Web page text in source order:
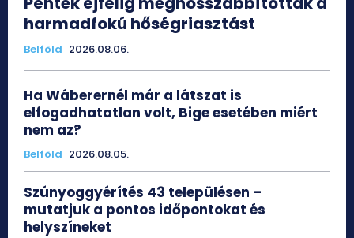
harmadfokú hőségriasztást
Belföld 2026.08.06.
Ha Wáberernél már a látszat is
elfogadhatatlan volt, Bige esetében miért
nem az?
Belföld 2026.08.05.
Szúnyoggyérítés 43 településen –
mutatjuk a pontos időpontokat és
helyszíneket